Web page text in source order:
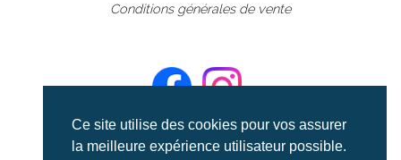
Ce site utilise des cookies pour vos assurer
la meilleure expérience utilisateur possible.
Conditions générales de vente
©aerialcollection marque déposée 2024